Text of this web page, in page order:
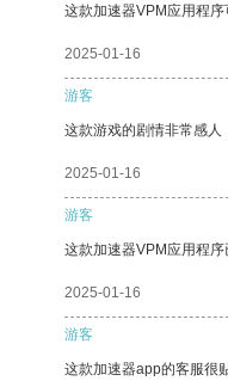
这款加速器VPM应用程
2025-01-16
游客
这款游戏的剧情非常感人
2025-01-16
游客
这款加速器VPM应用程序
2025-01-16
游客
这款加速器app的客服很